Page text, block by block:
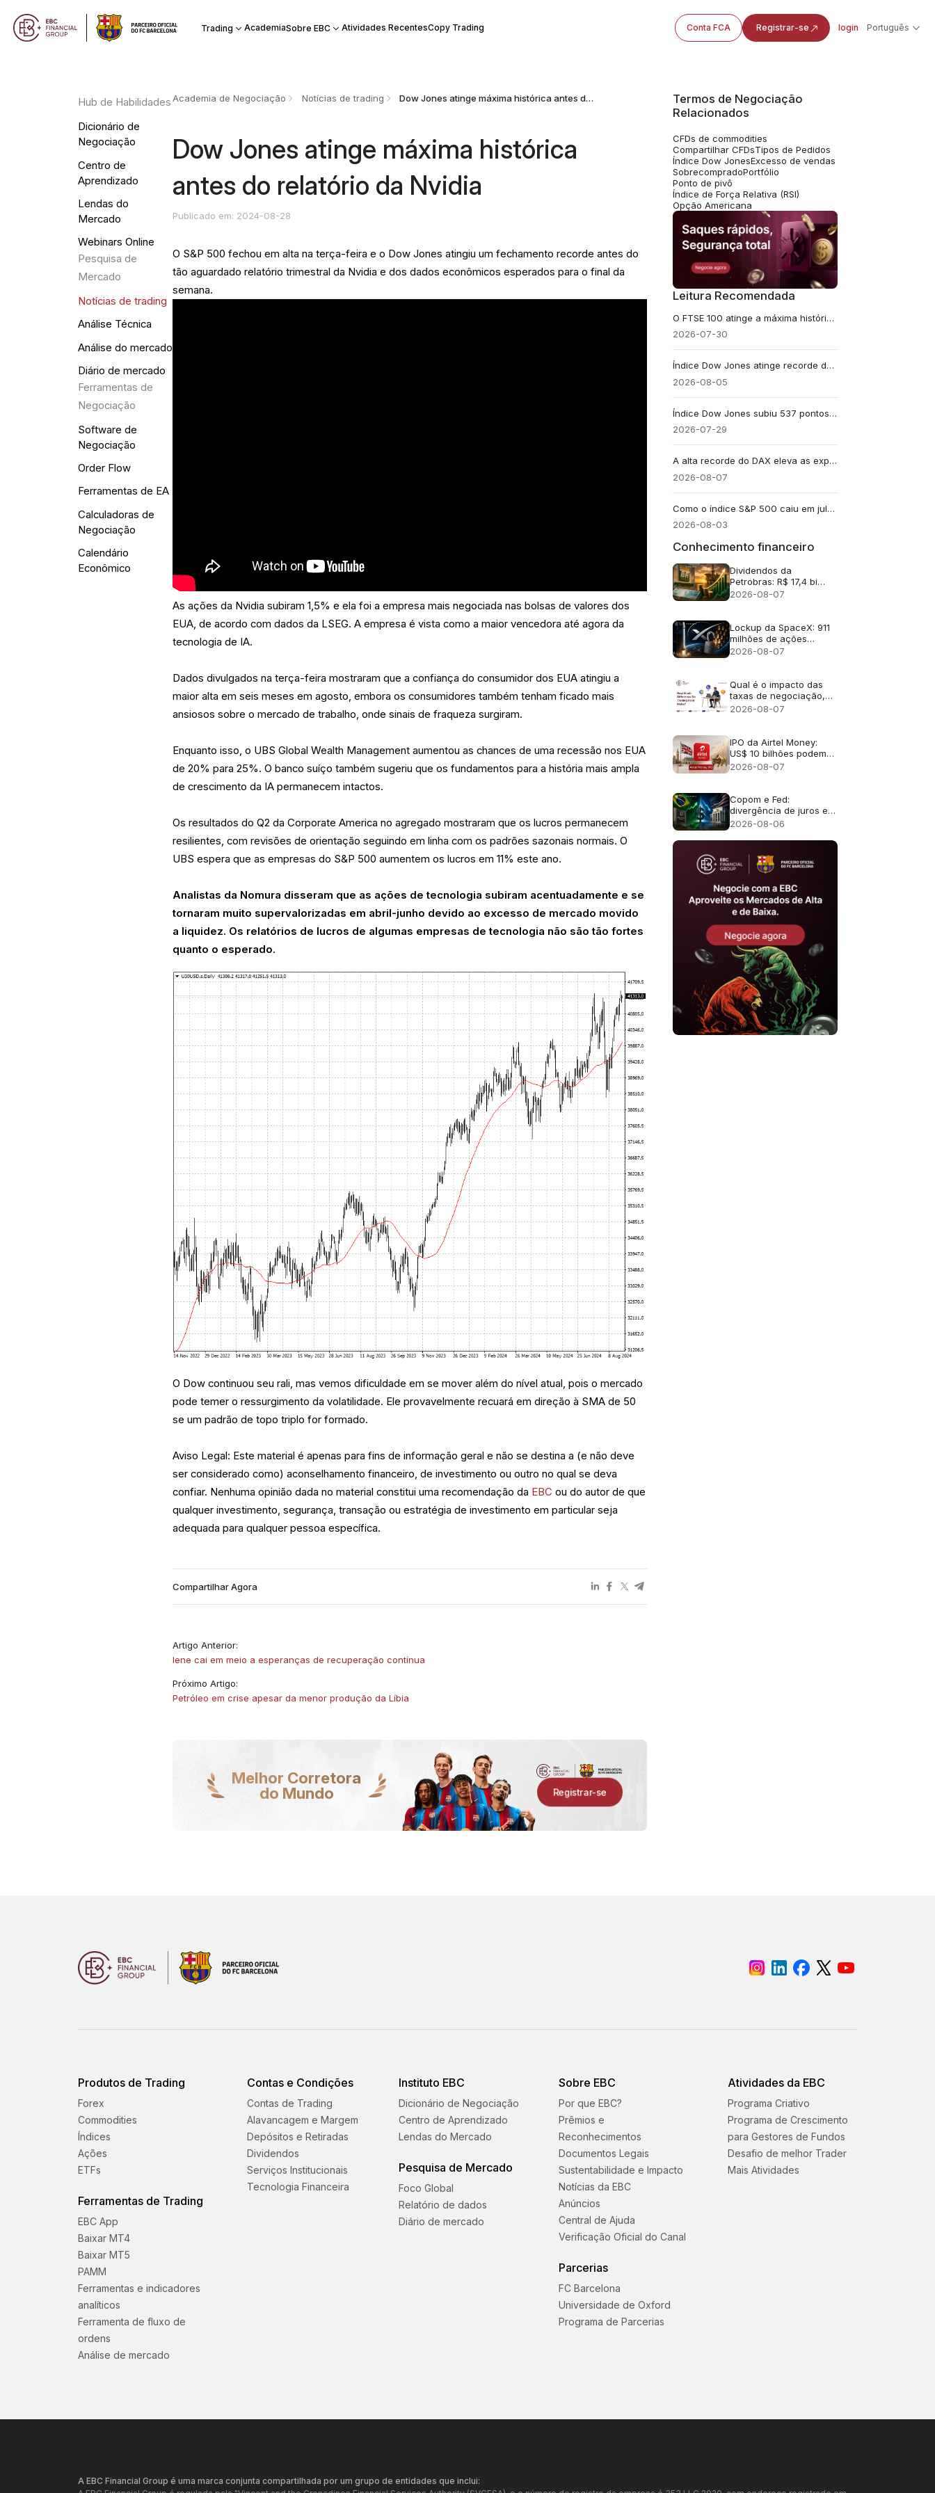
Trading AcademiaSobre EBC Atividades RecentesCopy Trading Conta FCA Registrar-se login Português
Hub de Habilidades
Dicionário de
Negociação
Centro de
Aprendizado
Lendas do
Mercado
Webinars Online
Pesquisa de
Mercado
Notícias de trading
Análise Técnica
Análise do mercado
Diário de mercado
Ferramentas de
Negociação
Software de
Negociação
Order Flow
Ferramentas de EA
Calculadoras de
Negociação
Calendário
Econômico
Academia de Negociação Notícias de trading Dow Jones atinge máxima histórica antes do relatório da Nvidia
Dow Jones atinge máxima histórica
antes do relatório da Nvidia
Publicado em: 2024-08-28
O S&P 500 fechou em alta na terça-feira e o Dow Jones atingiu um fechamento recorde antes do
tão aguardado relatório trimestral da Nvidia e dos dados econômicos esperados para o final da
semana.
As ações da Nvidia subiram 1,5% e ela foi a empresa mais negociada nas bolsas de valores dos
EUA, de acordo com dados da LSEG. A empresa é vista como a maior vencedora até agora da
tecnologia de IA.
Dados divulgados na terça-feira mostraram que a confiança do consumidor dos EUA atingiu a
maior alta em seis meses em agosto, embora os consumidores também tenham ficado mais
ansiosos sobre o mercado de trabalho, onde sinais de fraqueza surgiram.
Enquanto isso, o UBS Global Wealth Management aumentou as chances de uma recessão nos EUA
de 20% para 25%. O banco suíço também sugeriu que os fundamentos para a história mais ampla
de crescimento da IA permanecem intactos.
Os resultados do Q2 da Corporate America no agregado mostraram que os lucros permanecem
resilientes, com revisões de orientação seguindo em linha com os padrões sazonais normais. O
UBS espera que as empresas do S&P 500 aumentem os lucros em 11% este ano.
Analistas da Nomura disseram que as ações de tecnologia subiram acentuadamente e se
tornaram muito supervalorizadas em abril-junho devido ao excesso de mercado movido
a liquidez. Os relatórios de lucros de algumas empresas de tecnologia não são tão fortes
quanto o esperado.
O Dow continuou seu rali, mas vemos dificuldade em se mover além do nível atual, pois o mercado
pode temer o ressurgimento da volatilidade. Ele provavelmente recuará em direção à SMA de 50
se um padrão de topo triplo for formado.
Aviso Legal: Este material é apenas para fins de informação geral e não se destina a (e não deve
ser considerado como) aconselhamento financeiro, de investimento ou outro no qual se deva
confiar. Nenhuma opinião dada no material constitui uma recomendação da EBC ou do autor de que
qualquer investimento, segurança, transação ou estratégia de investimento em particular seja
adequada para qualquer pessoa específica.
Compartilhar Agora
Artigo Anterior:
Iene cai em meio a esperanças de recuperação contínua
Próximo Artigo:
Petróleo em crise apesar da menor produção da Líbia
Melhor Corretora
do Mundo
Registrar-se
Termos de Negociação
Relacionados
CFDs de commodities
Compartilhar CFDsTipos de Pedidos
Índice Dow JonesExcesso de vendas
SobrecompradoPortfólio
Ponto de pivô
Índice de Força Relativa (RSI)
Opção Americana
Leitura Recomendada
O FTSE 100 atinge a máxima histórica intradia de 10.951 pontos, impulsionado pelas ações do setor petrolífero
2026-07-30
Índice Dow Jones atinge recorde de 54.085 pontos: Caterpillar impulsiona a alta, alívio com o petróleo amplia o rali
2026-08-05
Índice Dow Jones subiu 537 pontos enquanto Nasdaq caiu: seis ações explicam a divisão
2026-07-29
A alta recorde do DAX eleva as expectativas de lucros para as ações alemãs
2026-08-07
Como o índice S&P 500 caiu em julho, mesmo com 59% de suas ações em alta?
2026-08-03
Conhecimento financeiro
Dividendos da
Petrobras: R$ 17,4 bi
após lucro no 2T26
2026-08-07
Lockup da SpaceX: 911
milhões de ações
liberadas
2026-08-07
Qual é o impacto das
taxas de negociação,
incluindo as comissões
2026-08-07
IPO da Airtel Money:
US$ 10 bilhões podem
torná-lo o maior IPO de
2026-08-07
Copom e Fed:
divergência de juros e
efeito no câmbio
2026-08-06
Produtos de Trading
Forex
Commodities
Índices
Ações
ETFs
Ferramentas de Trading
EBC App
Baixar MT4
Baixar MT5
PAMM
Ferramentas e indicadores
analíticos
Ferramenta de fluxo de
ordens
Análise de mercado
Contas e Condições
Contas de Trading
Alavancagem e Margem
Depósitos e Retiradas
Dividendos
Serviços Institucionais
Tecnologia Financeira
Instituto EBC
Dicionário de Negociação
Centro de Aprendizado
Lendas do Mercado
Pesquisa de Mercado
Foco Global
Relatório de dados
Diário de mercado
Sobre EBC
Por que EBC?
Prêmios e
Reconhecimentos
Documentos Legais
Sustentabilidade e Impacto
Notícias da EBC
Anúncios
Central de Ajuda
Verificação Oficial do Canal
Parcerias
FC Barcelona
Universidade de Oxford
Programa de Parcerias
Atividades da EBC
Programa Criativo
Programa de Crescimento
para Gestores de Fundos
Desafio de melhor Trader
Mais Atividades
A EBC Financial Group é uma marca conjunta compartilhada por um grupo de entidades que inclui: